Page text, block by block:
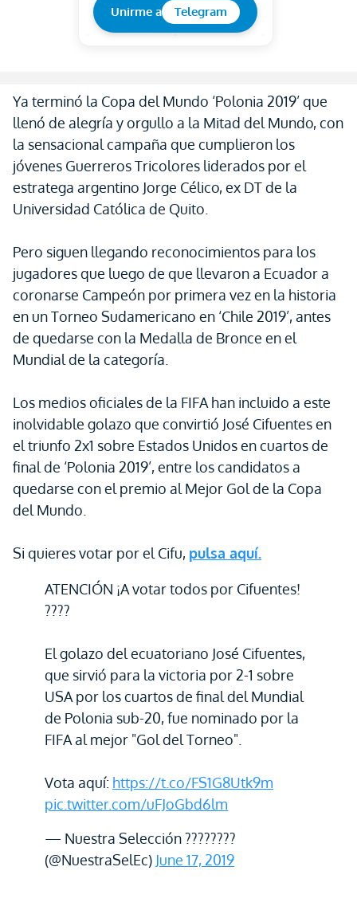
Unirme a Telegram
Ya terminó la Copa del Mundo ‘Polonia 2019’ que
llenó de alegría y orgullo a la Mitad del Mundo, con
la sensacional campaña que cumplieron los
jóvenes Guerreros Tricolores liderados por el
estratega argentino Jorge Célico, ex DT de la
Universidad Católica de Quito.
Pero siguen llegando reconocimientos para los
jugadores que luego de que llevaron a Ecuador a
coronarse Campeón por primera vez en la historia
en un Torneo Sudamericano en ‘Chile 2019’, antes
de quedarse con la Medalla de Bronce en el
Mundial de la categoría.
Los medios oficiales de la FIFA han incluido a este
inolvidable golazo que convirtió José Cifuentes en
el triunfo 2x1 sobre Estados Unidos en cuartos de
final de ‘Polonia 2019’, entre los candidatos a
quedarse con el premio al Mejor Gol de la Copa
del Mundo.
Si quieres votar por el Cifu, pulsa aquí.
ATENCIÓN ¡A votar todos por Cifuentes!
????
El golazo del ecuatoriano José Cifuentes,
que sirvió para la victoria por 2-1 sobre
USA por los cuartos de final del Mundial
de Polonia sub-20, fue nominado por la
FIFA al mejor "Gol del Torneo".
Vota aquí: https://t.co/FS1G8Utk9m
pic.twitter.com/uFJoGbd6lm
— Nuestra Selección ????????
(@NuestraSelEc) June 17, 2019